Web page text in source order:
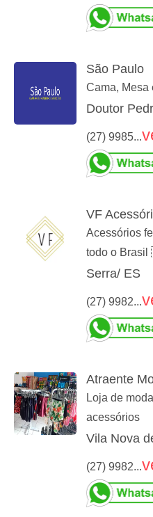
São Paulo
Cama, Mesa
Doutor
(27) 9985...
VF
Acessórios
todo o
Serra/ ES
(27) 9982...
Atraente
Loja de
acessórios
Vila Nova
(27) 9982...